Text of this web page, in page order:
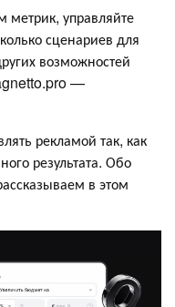
метрик, управляйте
сценариев для
возможностей
—
рекламой так, как
результата. Обо
в этом